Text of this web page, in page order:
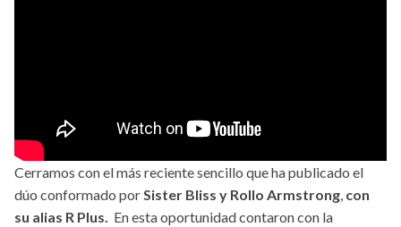
Cerramos con el más reciente sencillo que ha publicado el
dúo conformado porSister Bliss y Rollo Armstrong, con
su alias R Plus. En esta oportunidad contaron con la